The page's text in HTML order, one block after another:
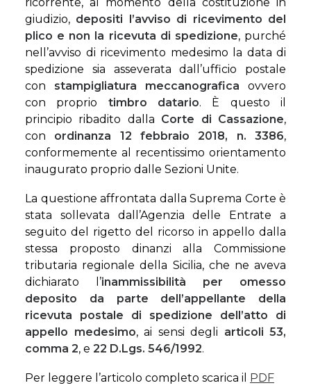
giudizio, depositi l’avviso di ricevimento del
plico e non la ricevuta di spedizione, purché
nell’avviso di ricevimento medesimo la data di
spedizione sia asseverata dall’ufficio postale
con stampigliatura meccanografica ovvero
con proprio timbro datario. È questo il
principio ribadito dalla Corte di Cassazione,
con ordinanza 12 febbraio 2018, n. 3386,
conformemente al recentissimo orientamento
inaugurato proprio dalle Sezioni Unite.
La questione affrontata dalla Suprema Corte è
stata sollevata dall’Agenzia delle Entrate a
seguito del rigetto del ricorso in appello dalla
stessa proposto dinanzi alla Commissione
tributaria regionale della Sicilia, che ne aveva
dichiarato l’inammissibilità per omesso
deposito da parte dell’appellante della
ricevuta postale di spedizione dell’atto di
appello medesimo, ai sensi degli articoli 53,
comma 2, e 22 D.Lgs. 546/1992.
Per leggere l’articolo completo scarica il PDF